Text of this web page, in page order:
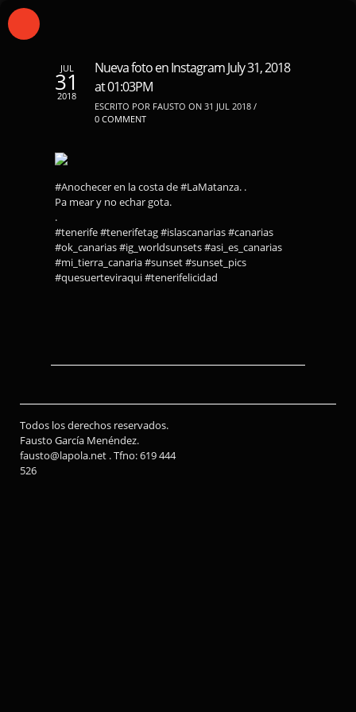
JUL
31
2018
Nueva foto en Instagram July 31, 2018
at 01:03PM
ESCRITO POR FAUSTO ON 31 JUL 2018 /
0 COMMENT
#Anochecer en la costa de #LaMatanza. .
Pa mear y no echar gota.
.
#tenerife #tenerifetag #islascanarias #canarias
#ok_canarias #ig_worldsunsets #asi_es_canarias
#mi_tierra_canaria #sunset #sunset_pics
#quesuerteviraqui #tenerifelicidad
Todos los derechos reservados.
Fausto García Menéndez.
fausto@lapola.net . Tfno: 619 444
526